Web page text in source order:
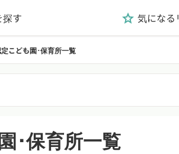
す grade 気になる
こども園･保育所一覧
･保育所一覧